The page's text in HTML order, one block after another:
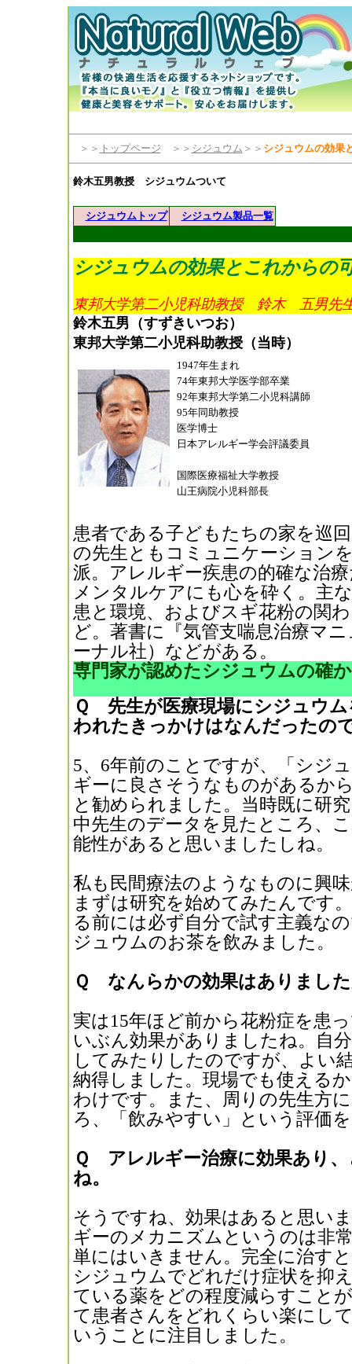
＞＞ トップページ ＞＞ シジュウム ＞＞ シジュウムの効果
鈴木五男教授 シジュウムついて
シジュウムトップ シジュウム製品一覧
シジュウムの効果とこれからの
東邦大学第二小児科助教授 鈴木 五男先
鈴木五男（すずきいつお）
東邦大学第二小児科助教授（当時）
1947年生まれ
74年東邦大学医学部卒業
92年東邦大学第二小児科講師
95年同助教授
医学博士
日本アレルギー学会評議委員
国際医療福祉大学教授
山王病院小児科部長
患者である子どもたちの家を巡
の先生ともコミュニケーション
派。アレルギー疾患の的確な治
メンタルケアにも心を砕く。主
患と環境、およびスギ花粉の関
ど。著書に『気管支喘息治療マ
ーナル社）などがある。
専門家が認めたシジュウムの確
Ｑ 先生が医療現場にシジュウ
われたきっかけはなんだったの
5、6年前のことですが、「シジ
ギーに良さそうなものがあるか
と勧められました。当時既に研
中先生のデータを見たところ、
能性があると思いましたしね。
私も民間療法のようなものに興
まずは研究を始めてみたんです
る前には必ず自分で試す主義な
ジュウムのお茶を飲みました。
Ｑ なんらかの効果はありまし
実は15年ほど前から花粉症を患
いぶん効果がありましたね。自
してみたりしたのですが、よい
納得しました。現場でも使える
わけです。また、周りの先生方
ろ、「飲みやすい」という評価
Ｑ アレルギー治療に効果あり
ね。
そうですね、効果はあると思い
ギーのメカニズムというのは非
単にはいきません。完全に治す
シジュウムでどれだけ症状を抑
ている薬をどの程度減らすこと
て患者さんをどれくらい楽にし
いうことに注目しました。